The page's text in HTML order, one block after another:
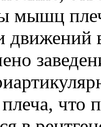
мышц
движений
что